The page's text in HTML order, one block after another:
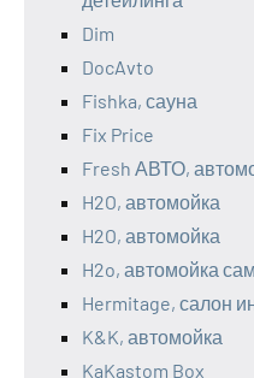
Dim
DocAvto
Fishka, сауна
Fix Price
Fresh АВТО,
H2O, автомойка
H2O, автомойка
H2o, автомойка
Hermitage, салон
K&K, автомойка
KaKastom Box